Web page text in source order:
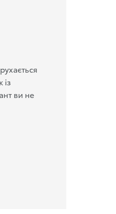
ви не